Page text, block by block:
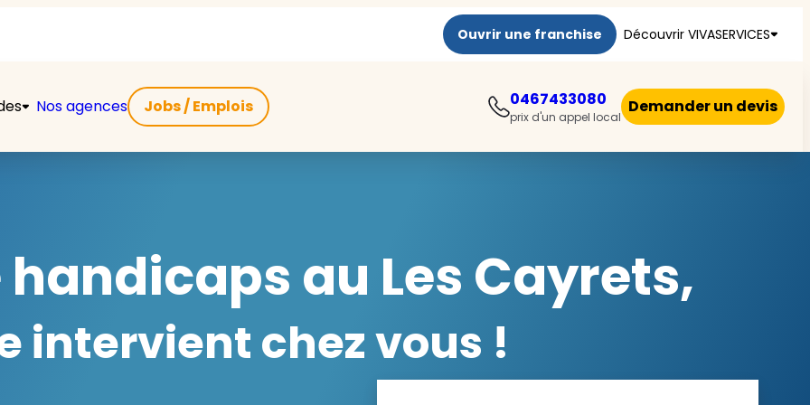
Ouvrir une franchise Découvrir VIVASERVICES
Nos agences Jobs / Emplois 0467433080
prix d'un appel local
Demander un devis
au Les Cayrets,
intervient chez vous !